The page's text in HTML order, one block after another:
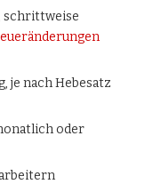
schrittweise
je nach Hebesatz
oder